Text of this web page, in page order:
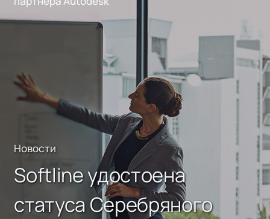
Новости
Softline удостоена
статуса Серебряного